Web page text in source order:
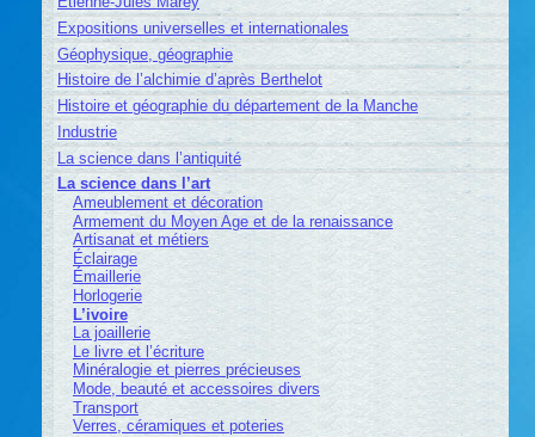
Expositions universelles et internationales
Géophysique, géographie
Histoire de l’alchimie d’après Berthelot
Histoire et géographie du département de la Manche
Industrie
La science dans l’antiquité
La science dans l’art
Ameublement et décoration
Armement du Moyen Age et de la renaissance
Artisanat et métiers
Éclairage
Émaillerie
Horlogerie
L’ivoire
La joaillerie
Le livre et l’écriture
Minéralogie et pierres précieuses
Mode, beauté et accessoires divers
Transport
Verres, céramiques et poteries